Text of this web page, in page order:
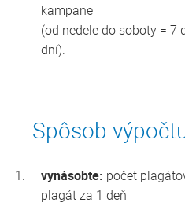
kampane
(od nedele do soboty = 7
dní).
Spôsob
vynásobte: počet
plagát za 1 deň